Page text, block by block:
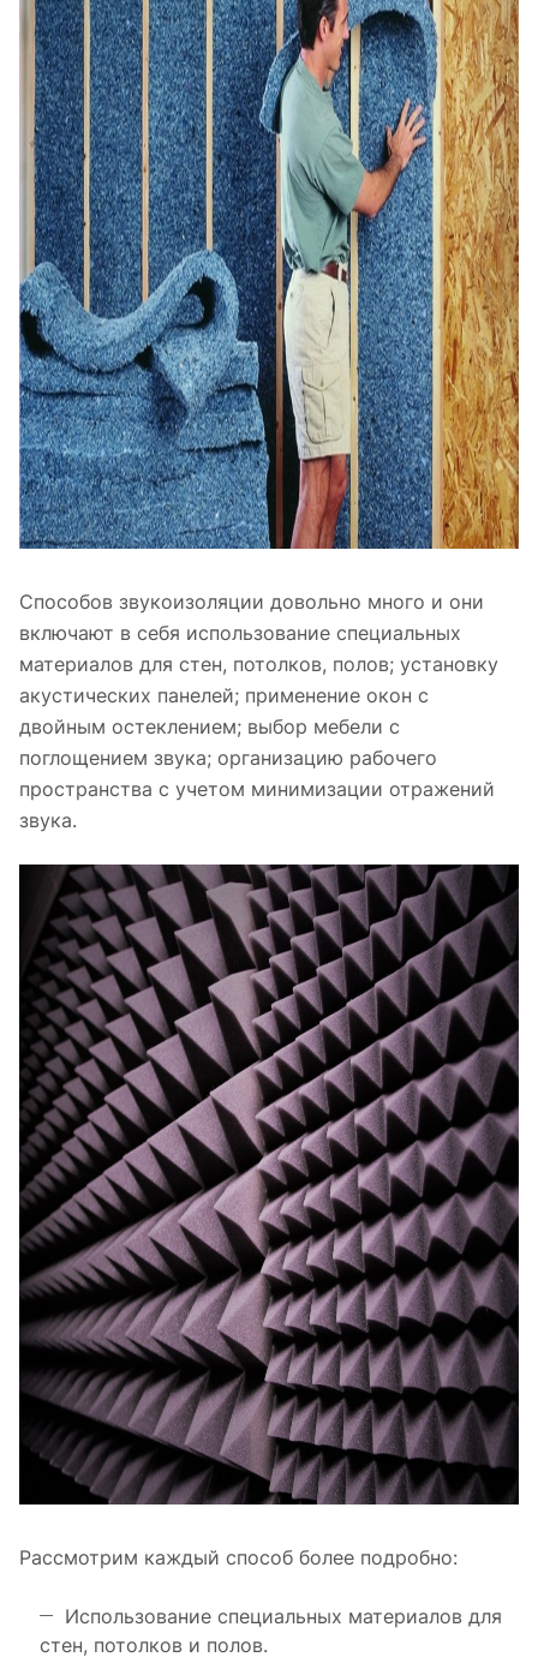
Способов звукоизоляции довольно много и они
включают в себя использование специальных
материалов для стен, потолков, полов; установку
акустических панелей; применение окон с
двойным остеклением; выбор мебели с
поглощением звука; организацию рабочего
пространства с учетом минимизации отражений
звука.
Рассмотрим каждый способ более подробно:
Использование специальных материалов для
стен, потолков и полов.